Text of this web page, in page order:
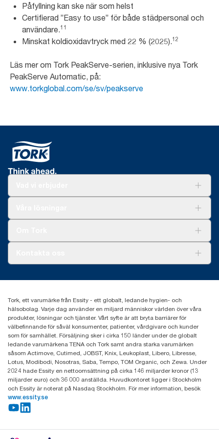
Påfyllning kan ske när som helst
Certifierad ”Easy to use” för både städpersonal och
användare.11
Minskat koldioxidavtryck med 22 % (2025).12
Läs mer om Tork PeakServe-serien, inklusive nya Tork
PeakServe Automatic, på:
www.torkglobal.com/se/sv/peakserve
031-746 17 00
Tork, ett varumärke från Essity - ett globalt, ledande hygien- och
hälsobolag. Varje dag använder en miljard människor världen över våra
produkter, lösningar och tjänster. Vårt syfte är att bryta barriärer för
välbefinnande för såväl konsumenter, patienter, vårdgivare och kunder
som för samhället. Försäljning sker i cirka 150 länder under de globalt
ledande varumärkena TENA och Tork samt andra starka varumärken
såsom Actimove, Cutimed, JOBST, Knix, Leukoplast, Libero, Libresse,
Lotus, Modibodi, Nosotras, Saba, Tempo, TOM Organic, och Zewa. Under
2024 hade Essity en nettoomsättning på cirka 146 miljarder kronor (13
miljarder euro) och 36 000 anställda. Huvudkontoret ligger i Stockholm
och Essity är noterat på Nasdaq Stockholm. För mer information, besök
www.essity.se